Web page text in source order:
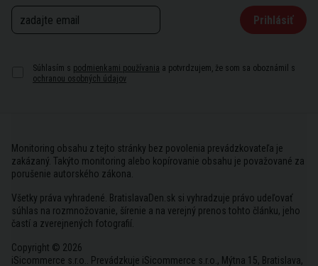
Prihlásiť
Súhlasím s podmienkami používania a potvrdzujem, že som sa oboznámil s
ochranou osobných údajov
Monitoring obsahu z tejto stránky bez povolenia prevádzkovateľa je
zakázaný. Takýto monitoring alebo kopírovanie obsahu je považované za
porušenie autorského zákona.
Všetky práva vyhradené. BratislavaDen.sk si vyhradzuje právo udeľovať
súhlas na rozmnožovanie, šírenie a na verejný prenos tohto článku, jeho
častí a zverejnených fotografií.
Copyright © 2026
iSicommerce s.r.o.. Prevádzkuje iSicommerce s.r.o., Mýtna 15, Bratislava,